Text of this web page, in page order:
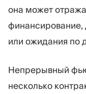
она может
финансирование,
или ожидания по
Непрерывный
несколько